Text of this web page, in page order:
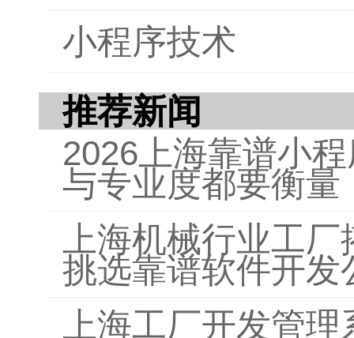
小程序技术
推荐新闻
2026上海靠谱小
与专业度都要衡量
上海机械行业工
挑选靠谱软件开发
上海工厂开发管